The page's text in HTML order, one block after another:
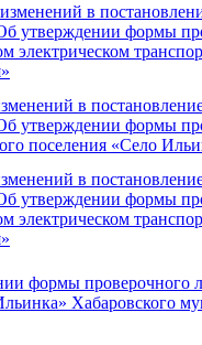
в
утверждении формы
электрическом
в
утверждении формы
поселения «Село
в
утверждении формы
электрическом
формы проверочного
Хабаровского